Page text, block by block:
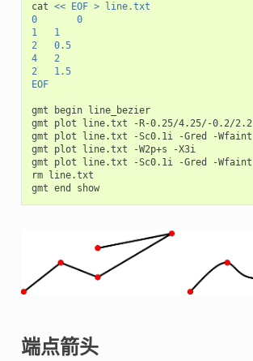
cat << EOF > line.txt
0       0
1   1
2   0.5
4   2
2   1.5
EOF
gmt begin
line_bezier
gmt
plot line.txt -R-0.25/4.25/-0.2/2.2
gmt
plot line.txt -Sc0.1i -Gred
-Wfaint
gmt
plot line.txt -W2p+s
-X3i
gmt
plot line.txt -Sc0.1i -Gred
-Wfaint
rm
line.txt
gmt end show
端点箭头